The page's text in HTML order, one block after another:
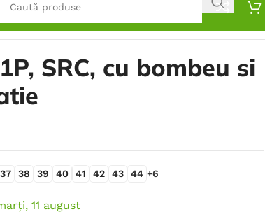
SRC, cu bombeu si
37 38 39 40 41 42 43 44 +6
11 august